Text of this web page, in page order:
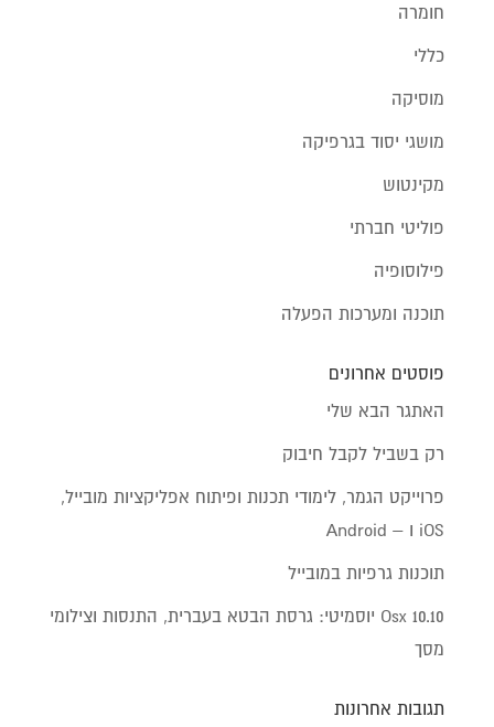
חומרה
כללי
מוסיקה
מושגי יסוד בגרפיקה
מקינטוש
פוליטי חברתי
פילוסופיה
תוכנה ומערכות הפעלה
פוסטים אחרונים
האתגר הבא שלי
רק בשביל לקבל חיבוק
פרוייקט הגמר, לימודי תכנות ופיתוח אפליקציות מובייל,
iOS ו – Android
תוכנות גרפיות במובייל
Osx 10.10 יוסמיטי: גרסת הבטא בעברית, התנסות וצילומי
מסך
תגובות אחרונות